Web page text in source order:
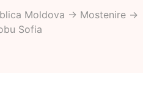
Moldova -> Mostenire->
Sofia